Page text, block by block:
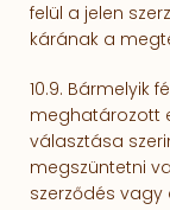
felül a jelen
kárának a
10.9. Bármelyik
meghatározott
választása
megszüntetni
szerződés